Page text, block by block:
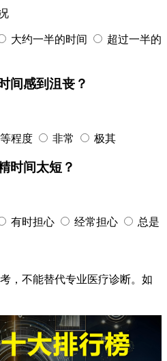
大约一半的时间
超过一半的
间感到沮丧？
程度 非常 极其
时间太短？
有时担心 经常担心
总是
，不能替代专业医疗诊断。如